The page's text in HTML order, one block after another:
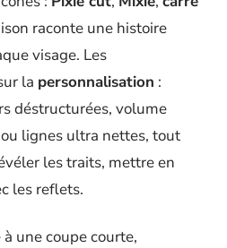
raconte une histoire
visage. Les
la personnalisation :
déstructurées, volume
lignes ultra nettes, tout
les traits, mettre en
les reflets.
une coupe courte,